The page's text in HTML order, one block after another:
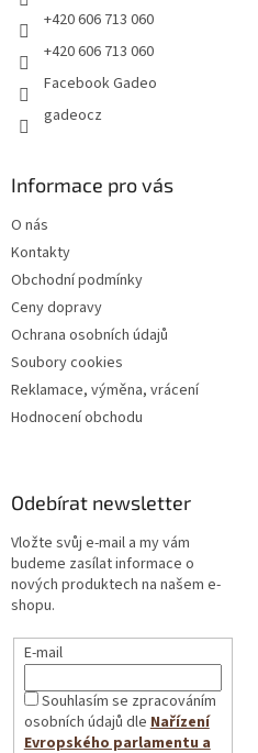
+420 606 713 060
+420 606 713 060
Facebook Gadeo
gadeocz
Informace pro vás
O nás
Kontakty
Obchodní podmínky
Ceny dopravy
Ochrana osobních údajů
Soubory cookies
Reklamace, výměna, vrácení
Hodnocení obchodu
Odebírat newsletter
Vložte svůj e-mail a my vám
budeme zasílat informace o
nových produktech na našem e-
shopu.
E-mail
Souhlasím se zpracováním
osobních údajů dleNařízení
Evropského parlamentu a